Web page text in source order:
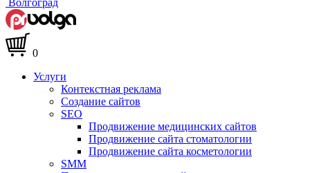
Волгоград
0
Услуги
Контекстная реклама
Создание сайтов
SEO
Продвижение медицинских сайтов
Продвижение сайта стоматологии
Продвижение сайта косметологии
SMM